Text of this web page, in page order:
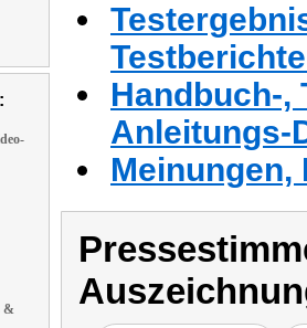
&
Handbuch-,
Anleitungs-